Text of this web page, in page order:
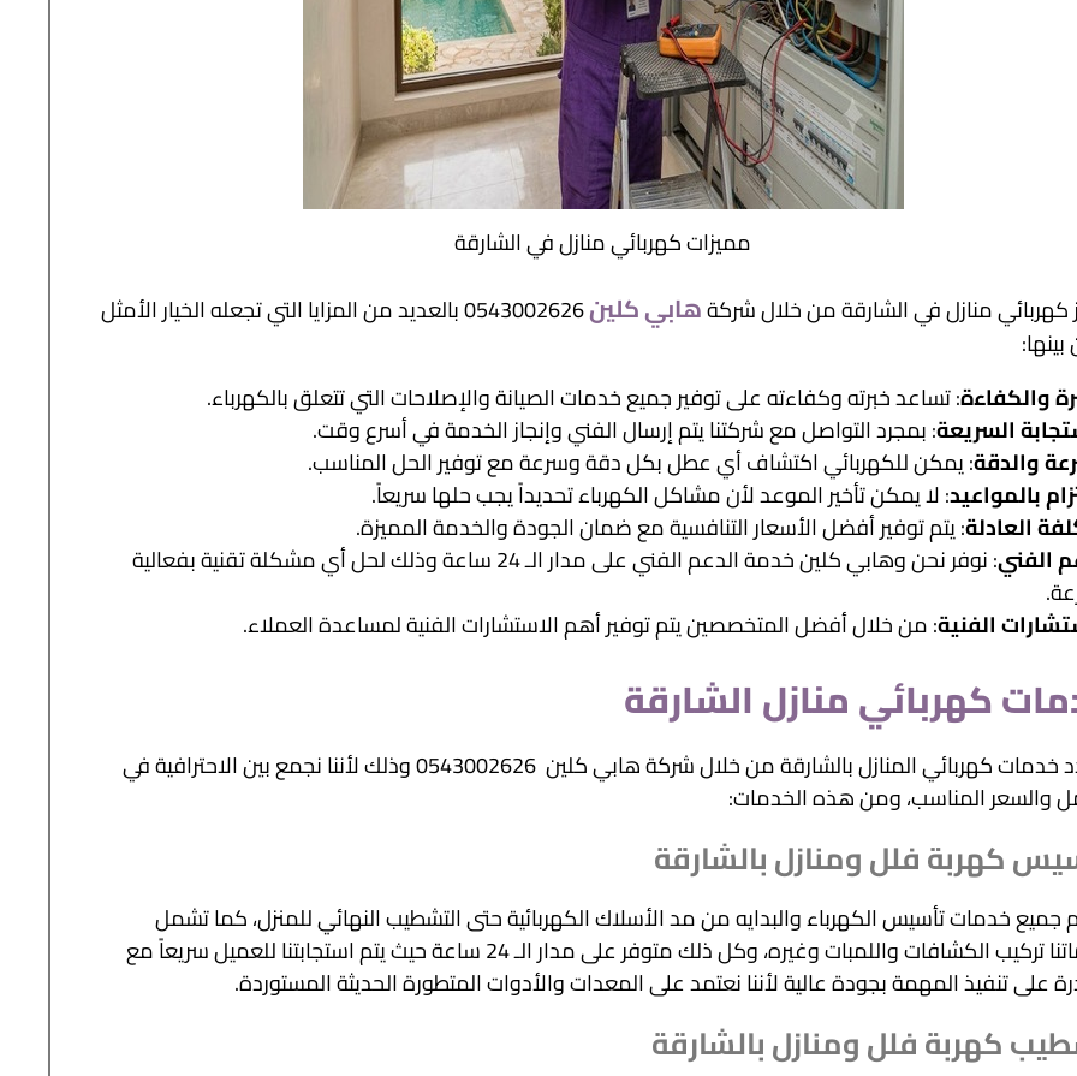
مميزات كهربائي منازل في الشارقة
كهربائي منازل في الشارقة من خلال شركةهابي كلين
0543002626 بالعديد من المزايا التي تجعله الخيار الأمثل
والكفاءة: تساعد خبرته وكفاءته على توفير جميع خدمات الصيانة والإصلاحات التي تتعلق بالكهرباء.
السريعة: بمجرد التواصل مع شركتنا يتم إرسال الفني وإنجاز الخدمة في أسرع وقت.
والدقة: يمكن للكهربائي اكتشاف أي عطل بكل دقة وسرعة مع توفير الحل المناسب.
بالمواعيد: لا يمكن تأخير الموعد لأن مشاكل الكهرباء تحديداً يجب حلها سريعاً.
العادلة: يتم توفير أفضل الأسعار التنافسية مع ضمان الجودة والخدمة المميزة.
الفني
: نوفر نحن وهابي كلين خدمة الدعم الفني على مدار الـ 24 ساعة وذلك لحل أي مشكلة تقنية بفعالية
الفنية: من خلال أفضل المتخصصين يتم توفير أهم الاستشارات الفنية لمساعدة العملاء.
كهربائي منازل الشارقة
تتعدد خدمات كهربائي المنازل بالشارقة من خلال شركة هابي كلين 0543002626 وذلك لأننا نجمع بين الاحترافية في
والسعر المناسب، ومن هذه الخدمات:
كهربة فلل ومنازل بالشارقة
جميع خدمات تأسيس الكهرباء والبدايه من مد الأسلاك الكهربائية حتى التشطيب النهائي للمنزل، كما تشمل
خدماتنا تركيب الكشافات واللمبات وغيره، وكل ذلك متوفر على مدار الـ 24 ساعة حيث يتم استجابتنا للعميل سريعاً مع
على تنفيذ المهمة بجودة عالية لأننا نعتمد على المعدات والأدوات المتطورة الحديثة المستوردة.
كهربة فلل ومنازل بالشارقة